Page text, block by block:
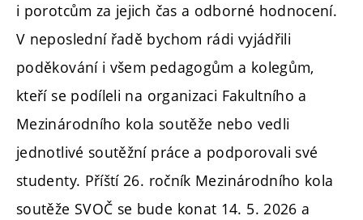
i porotcům za jejich čas a odborné hodnocení.
V neposlední řadě bychom rádi vyjádřili
poděkování i všem pedagogům a kolegům,
kteří se podíleli na organizaci Fakultního a
Mezinárodního kola soutěže nebo vedli
jednotlivé soutěžní práce a podporovali své
studenty. Příští 26. ročník Mezinárodního kola
soutěže SVOČ se bude konat 14. 5. 2026 a